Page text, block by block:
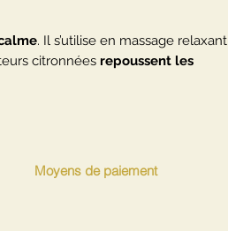
. Il s’utilise en massage relaxant
citronnées repoussent les
Moyens de paiement